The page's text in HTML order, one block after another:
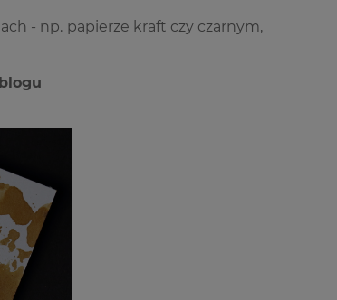
- np. papierze kraft czy czarnym,